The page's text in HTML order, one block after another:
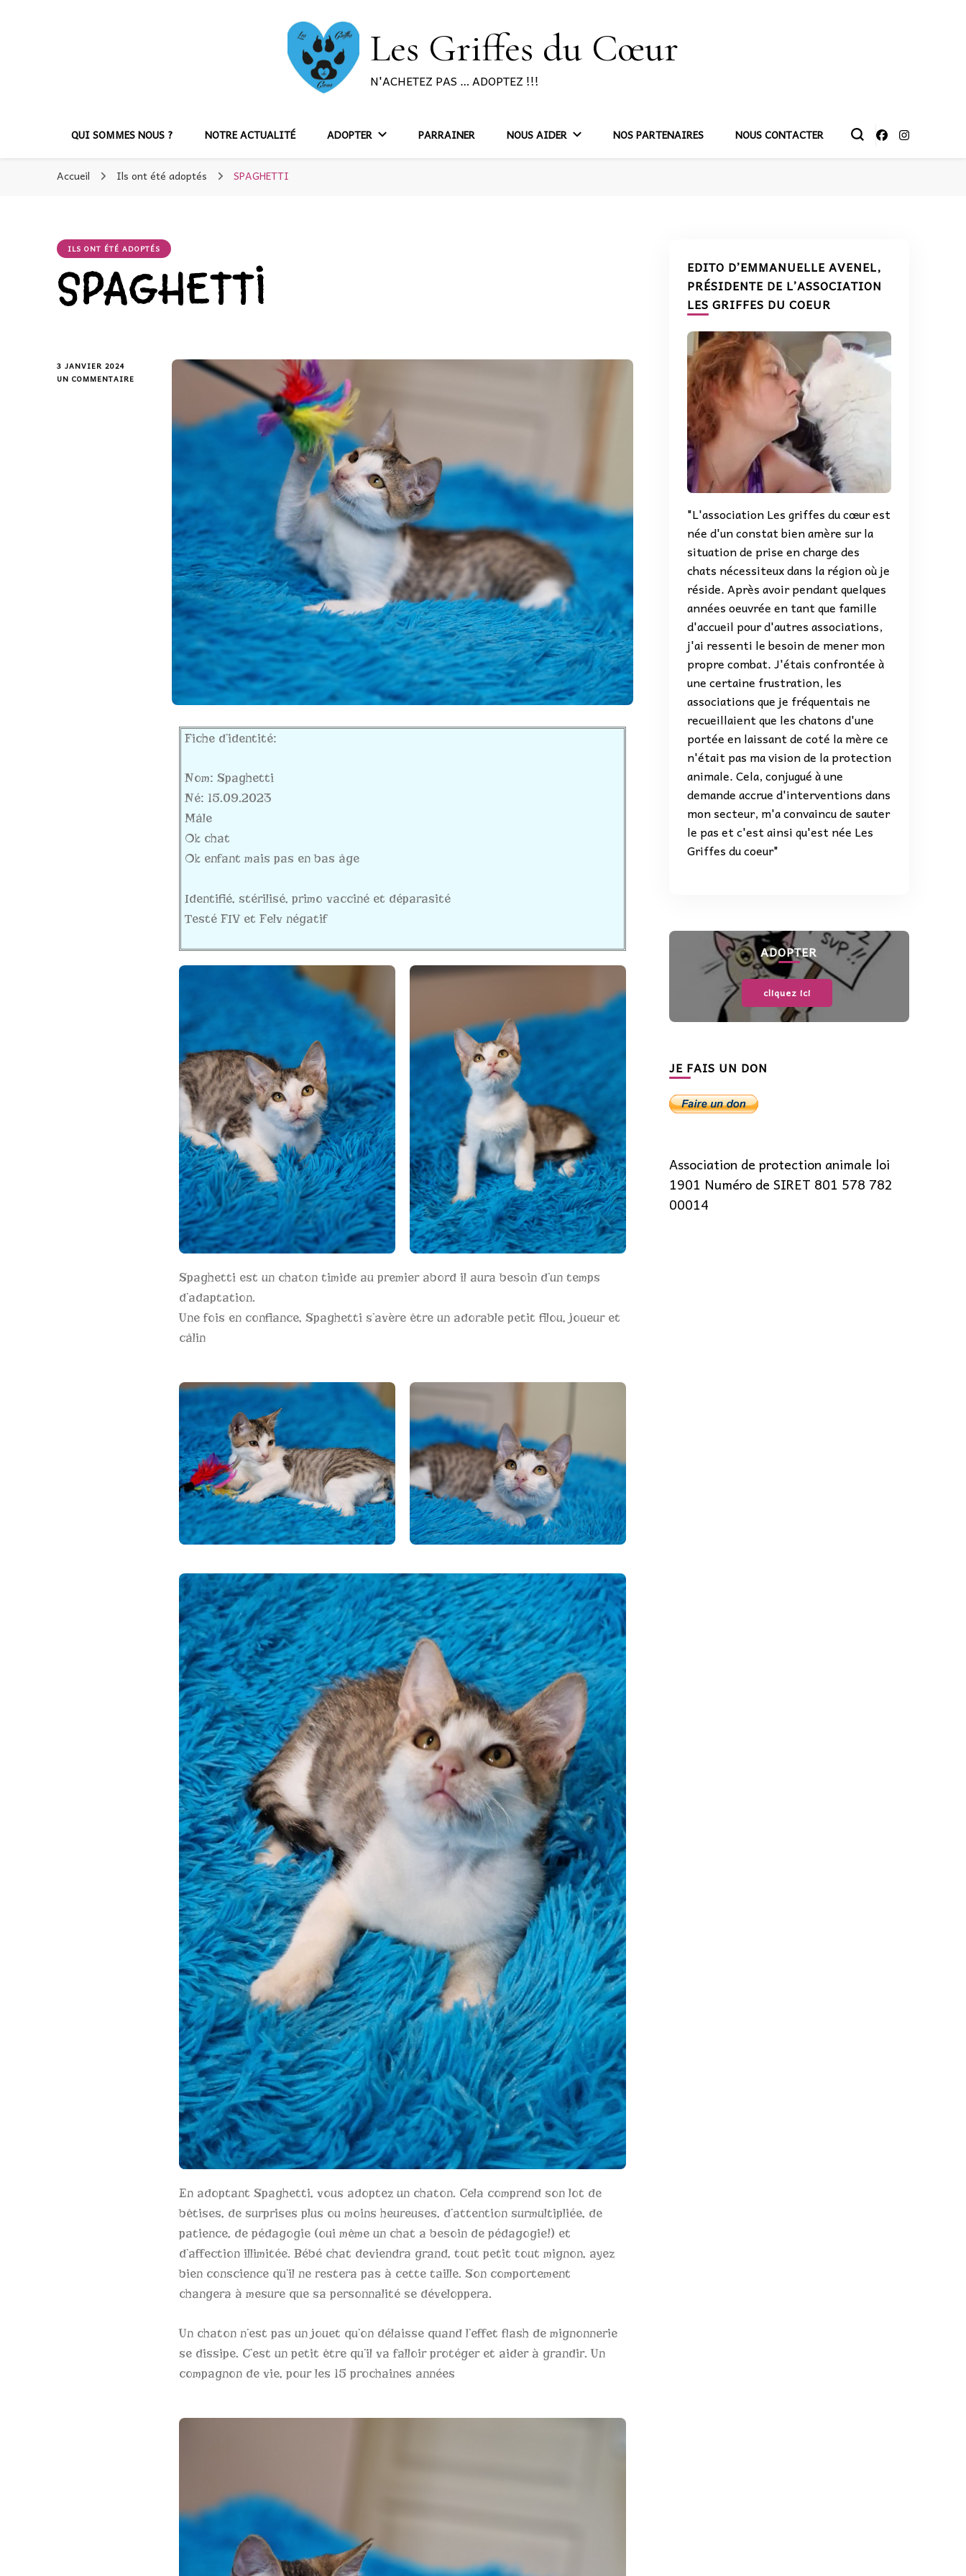
Les Griffes du Cœur
N'ACHETEZ PAS … ADOPTEZ !!!
QUI SOMMES NOUS ? NOTRE ACTUALITÉ ADOPTER PARRAINER NOUS AIDER NOS PARTENAIRES NOUS CONTACTER
Accueil Ils ont été adoptés SPAGHETTI
ILS ONT ÉTÉ ADOPTÉS
SPAGHETTI
3 JANVIER 2024
UN COMMENTAIRE
Fiche d’identité:
Nom: Spaghetti
Né: 15.09.2023
Mâle
Ok chat
Ok enfant mais pas en bas âge
Identifié, stérilisé, primo vacciné et déparasité
Testé FIV et Felv négatif
Spaghetti est un chaton timide au premier abord il aura besoin d’un temps
d’adaptation.
Une fois en confiance, Spaghetti s’avère être un adorable petit filou, joueur et
câlin
En adoptant Spaghetti, vous adoptez un chaton. Cela comprend son lot de
bêtises, de surprises plus ou moins heureuses, d’attention surmultipliée, de
patience, de pédagogie (oui même un chat a besoin de pédagogie!) et
d’affection illimitée. Bébé chat deviendra grand, tout petit tout mignon, ayez
bien conscience qu’il ne restera pas à cette taille. Son comportement
changera à mesure que sa personnalité se développera.
Un chaton n’est pas un jouet qu’on délaisse quand l’effet flash de mignonnerie
se dissipe. C’est un petit être qu’il va falloir protéger et aider à grandir. Un
compagnon de vie, pour les 15 prochaines années
EDITO D’EMMANUELLE AVENEL,
PRÉSIDENTE DE L’ASSOCIATION
LES GRIFFES DU COEUR
"L'association Les griffes du cœur est
née d'un constat bien amère sur la
situation de prise en charge des
chats nécessiteux dans la région où je
réside. Après avoir pendant quelques
années oeuvrée en tant que famille
d'accueil pour d'autres associations,
j'ai ressenti le besoin de mener mon
propre combat. J'étais confrontée à
une certaine frustration, les
associations que je fréquentais ne
recueillaient que les chatons d'une
portée en laissant de coté la mère ce
n'était pas ma vision de la protection
animale. Cela, conjugué à une
demande accrue d'interventions dans
mon secteur, m'a convaincu de sauter
le pas et c'est ainsi qu'est née Les
Griffes du coeur"
ADOPTER
cliquez ici
JE FAIS UN DON
Association de protection animale loi
1901 Numéro de SIRET 801 578 782
00014